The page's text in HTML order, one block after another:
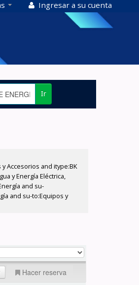
Ingresar a su cuenta
Ir
Accesorios and itype:BK
y Energía Eléctrica,
and su-
and su-to:Equipos y
Hacer reserva